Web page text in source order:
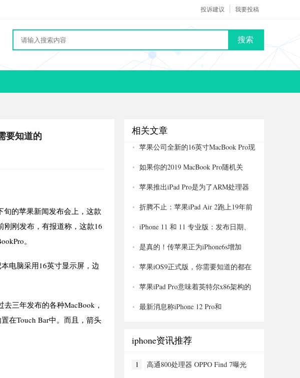
我要投稿
投诉建议
搜索
要知道的
旬的苹果新闻发布会上，这款
刚刚发布，有报道称，这款16
。
电脑采用16英寸显示屏，边
三年发布的各种MacBook，
在Touch Bar中。而且，箭头
相关文章
苹果公司全新的16英寸MacBook Pro现
如果你的2019 MacBook Pro随机关
苹果推出iPad Pro是为了ARM处理器
折腾不止：苹果iPad Air 2跑上19年前
iPhone 11 和 11 专业版：发布日期、
于 Apple 2019 新款手机
是真的！传苹果正为iPhone6s增加
苹果iOS9正式版，你需要知道的都在
苹果iPad Pro意味着英特尔x86架构的
最新消息称iPhone 12 Pro和
iphone资讯推荐
1 高通800处理器 OPPO Find 7曝光